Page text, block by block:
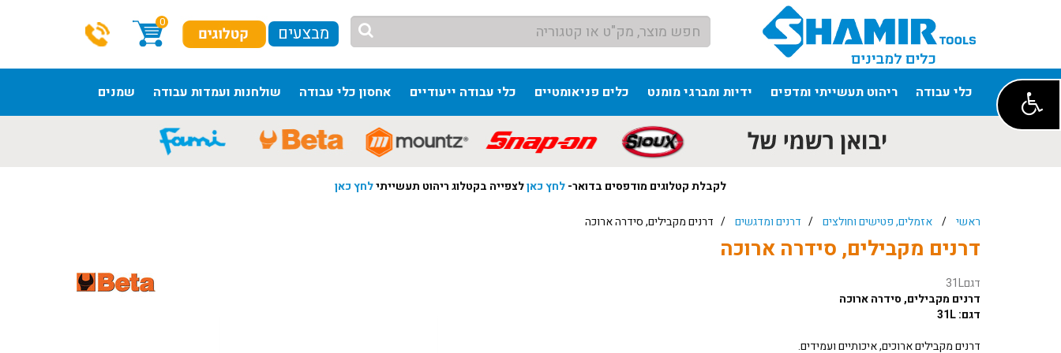
0
מבצעים
כלי עבודה ריהוט תעשייתי ומדפים ידיות ומברגי מומנט כלים פניאומטיים כלי עבודה ייעודיים אחסון כלי עבודה שולחנות ועמדות עבודה שמנים
לקבלת קטלוגים מודפסים בדואר-לחץ כאןלצפייה בקטלוג ריהוט תעשייתילחץ כאן
ראשי / אזמלים, פטישים וחולצים / דרנים ומדגשים / דרנים מקבילים, סידרה ארוכה
דרנים מקבילים, סידרה ארוכה
דגם31L
דרנים מקבילים, סידרה ארוכה
דגם: 31L
דרנים מקבילים ארוכים, איכותיים ועמידים.